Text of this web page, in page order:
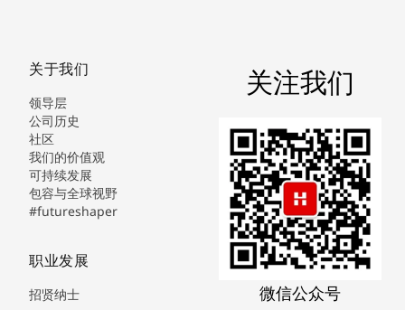
关于我们
领导层
公司历史
社区
我们的价值观
可持续发展
包容与全球视野
#futureshaper
职业发展
招贤纳士
关注我们
微信公众号